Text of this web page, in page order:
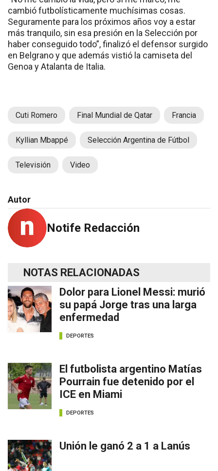
cambió futbolísticamente muchísimas cosas.
Seguramente para los próximos años voy a estar
más tranquilo, sin esa presión en la Selección por
haber conseguido todo”, finalizó el defensor surgido
en Belgrano y que además vistió la camiseta del
Genoa y Atalanta de Italia.
Cuti Romero Final Mundial de Qatar Francia
Kyllian Mbappé Selección Argentina de Fútbol
Televisión Video
Autor
Notife Redacción
NOTAS RELACIONADAS
Dolor para Lionel Messi: murió
su papá Jorge tras una larga
enfermedad
DEPORTES
El futbolista argentino Matías
Pourrain fue detenido por el
ICE en Miami
DEPORTES
Unión le ganó 2 a 1 a Lanús